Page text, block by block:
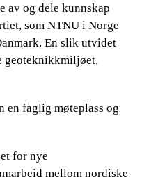
av og dele kunnskap
som NTNU i Norge
En slik utvidet
geoteknikkmiljøet,
en faglig møteplass og
for nye
mellom nordiske